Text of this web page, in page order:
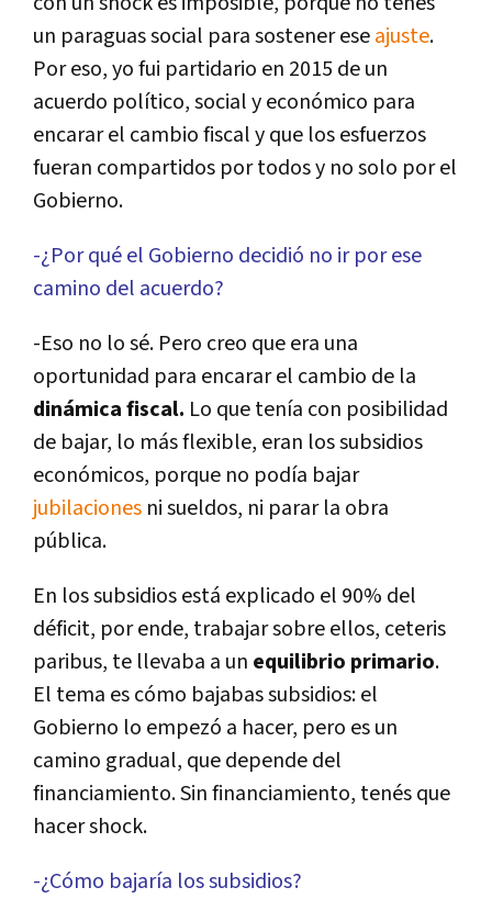
un paraguas social para sostener eseajuste.
Por eso, yo fui partidario en 2015 de un
acuerdo polí­tico, social y económico para
encarar el cambio fiscal y que los esfuerzos
fueran compartidos por todos y no solo por el
Gobierno.
-¿Por qué el Gobierno decidió no ir por ese
camino del acuerdo?
-Eso no lo sé. Pero creo que era una
oportunidad para encarar el cambio de la
dinámica fiscal. Lo que tení­a con posibilidad
de bajar, lo más flexible, eran los subsidios
económicos, porque no podí­a bajar
jubilaciones ni sueldos, ni parar la obra
pública.
En los subsidios está explicado el 90% del
déficit, por ende, trabajar sobre ellos, ceteris
paribus, te llevaba a un equilibrio primario.
El tema es cómo bajabas subsidios: el
Gobierno lo empezó a hacer, pero es un
camino gradual, que depende del
financiamiento. Sin financiamiento, tenés que
hacer shock.
-¿Cómo bajarí­a los subsidios?